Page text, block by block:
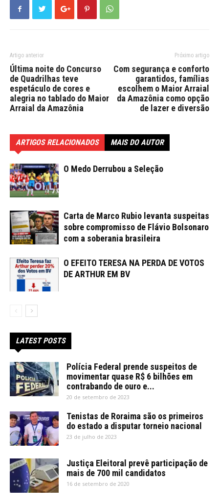
Artigo anterior
Última noite do Concurso
de Quadrilhas teve
espetáculo de cores e
alegria no tablado do Maior
Arraial da Amazônia
Próximo artigo
Com segurança e conforto
garantidos, famílias
escolhem o Maior Arraial
da Amazônia como opção
de lazer e diversão
ARTIGOS RELACIONADOS MAIS DO AUTOR
O Medo Derrubou a Seleção
Carta de Marco Rubio levanta suspeitas
sobre compromisso de Flávio Bolsonaro
com a soberania brasileira
O EFEITO TERESA NA PERDA DE VOTOS
DE ARTHUR EM BV
LATEST POSTS
Polícia Federal prende suspeitos de
movimentar quase R$ 6 bilhões em
contrabando de ouro e...
20 de setembro de 2023
Tenistas de Roraima são os primeiros
do estado a disputar torneio nacional
23 de julho de 2023
Justiça Eleitoral prevê participação de
mais de 700 mil candidatos
16 de setembro de 2020